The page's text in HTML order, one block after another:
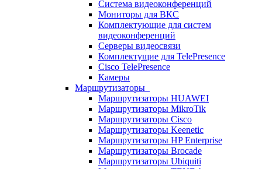
Система видеоконференций
Мониторы для ВКС
Комплектующие для систем
видеоконференций
Серверы видеосвязи
Комплектущие для TelePresence
Cisco TelePresence
Камеры
Маршрутизаторы
Маршрутизаторы HUAWEI
Маршрутизаторы MikroTik
Маршрутизаторы Cisco
Маршрутизаторы Keenetic
Маршрутизаторы HP Enterprise
Маршрутизаторы Brocade
Маршрутизаторы Ubiquiti